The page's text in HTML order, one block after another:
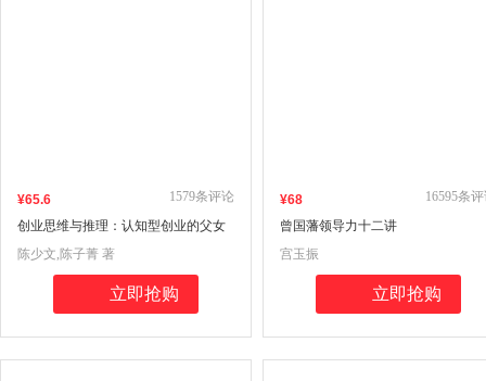
¥65.6
创业思维与推理：认知型创业的父女
对话 改变家庭教育底层逻辑的“纪念册
式”教科书
1579条评论
陈少文,陈子菁 著
立即抢购
¥68
曾国藩领导力十二讲
16595条
宫玉振
立即抢购